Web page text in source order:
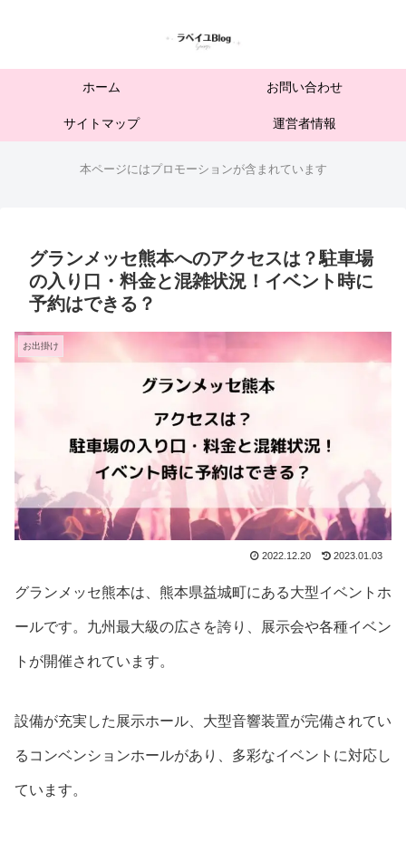
ホーム お問い合わせ
サイトマップ 運営者情報
本ページにはプロモーションが含まれています
グランメッセ熊本へのアクセスは？駐車場
の入り口・料金と混雑状況！イベント時に
予約はできる？
お出掛け
2022.12.20 2023.01.03
グランメッセ熊本は、熊本県益城町にある大型イベントホ
ールです。九州最大級の広さを誇り、展示会や各種イベン
トが開催されています。
設備が充実した展示ホール、大型音響装置が完備されてい
るコンベンションホールがあり、多彩なイベントに対応し
ています。